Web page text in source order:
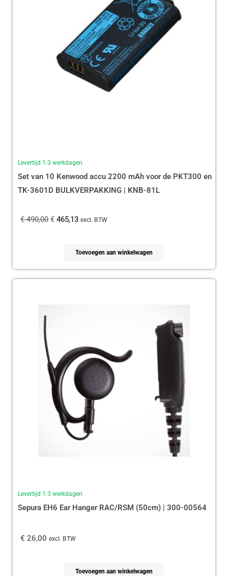
Levertijd 1-3 werkdagen
Set van 10 Kenwood accu 2200 mAh voor de PKT300 en
TK-3601D BULKVERPAKKING | KNB-81L
€490,00 € 465,13 excl. BTW
Toevoegen aan winkelwagen
Levertijd 1-3 werkdagen
Sepura EH6 Ear Hanger RAC/RSM (50cm) | 300-00564
€ 26,00 excl. BTW
Toevoegen aan winkelwagen